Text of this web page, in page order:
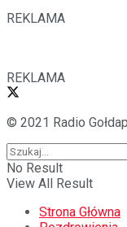
REKLAMA
REKLAMA
© 2021 Radio
No Result
View All Result
Strona Główna